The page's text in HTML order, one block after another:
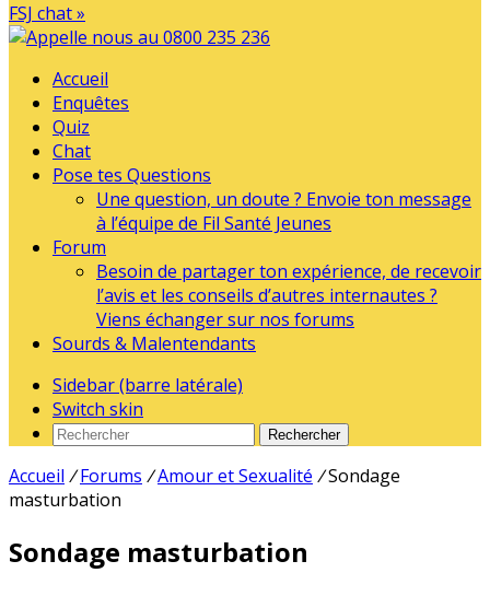
FSJ chat »
Accueil
Enquêtes
Quiz
Chat
Pose tes Questions
Une question, un doute ? Envoie ton message
à l’équipe de Fil Santé Jeunes
Forum
Besoin de partager ton expérience, de recevoir
l’avis et les conseils d’autres internautes ?
Viens échanger sur nos forums
Sourds & Malentendants
Sidebar (barre latérale)
Switch skin
Rechercher
Accueil / Forums /Amour et Sexualité /Sondage
masturbation
Sondage masturbation